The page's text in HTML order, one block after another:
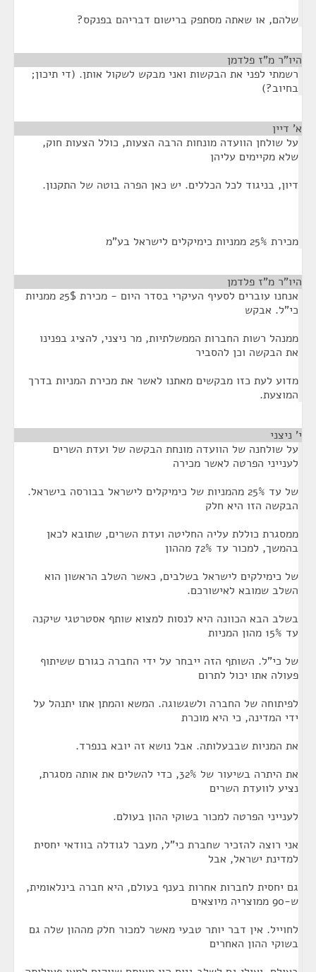
שלהם, או שאתה מסתפק ברישום דבריהם בפנקס?
היו"ר מ"ז פלדמן
רשמתי לפני את הבקשות ואני מבקש לשקול אותן. (די תיכון;
בחיוב?)
א' דיין
על שולחן הוועדה מונחות הרבה הצעות, כולל הצעות חוק,
שלא מקיימים עליהן
דיון, בניגוד לכל הכללים. יש כאן הפרה בוטה של התקנון.
מכירת 25% ממניות כימיקלים לישראל בע"מ
היו"ר מ"ז פלדמן
אנחנו עוברים לסעיף העיקרי בסדר היום - מכירת 25$ ממניות
כי"ל. אבקש
ממנהל רשות החברות הממשלתיות, מר ניצני, להציג בפנינו
את הבקשה וכן להסביר
מדוע לעת כזו מבקשים מאתנו לאשר את מכירת המניות בדרך
המוצעת.
י' ניצני
על שולחנה של הוועדה מונחת הבקשה של ועדת השרים
לענייני הפרטה לאשר מכירה
של עד 25% מהמניות של כימיקלים לישראל בבורסה בישראל.
הבקשה הזו היא חלק
ממסגרת כוללת עליה החליטה ועדת השרים, שתובא לכאן
בהמשך, למכור עד 72% מההון
של כימילקים לישראל בשלבים, כאשר השלב הראשון הוא
השלב שמובא לאישורכם.
בשלב הבא הכוונה היא לנסות למצוא שותף אסטרטגי שיקנה
עד 15% מהון המניות
של כי"ל. השותף הזה ייבחר על ידי החברה כגורם ששיתוף
פעולה אתו יכול לתרום
לפיתוחה של החברה ולשגשוגה. המשא והמתן אתו יתנהל על
ידי המדינה, כי היא מוכרת
את המניות שבבעלותה. אבל נושא זה יובא בנפרד.
את היתרה בשיעור של 32%, כדי להשלים את אותה מסגרת,
נציע לוועדת השרים
לענייני הפרטה למכור בשוקי ההון בעולם.
אני רוצה להזכיר שחברת כי"ל, מעבר לגודלה בוודאי יחסית
למדינת ישראל, אבל
גם יחסית לחברות אחרות בענף בעולם, היא חברה בינלאומית,
ש-90 ממוצריה מיוצאים
לחוייל. אין דבר יותר טבעי מאשר למכור חלק מההון שלה גם
בשוקי ההון האחרים